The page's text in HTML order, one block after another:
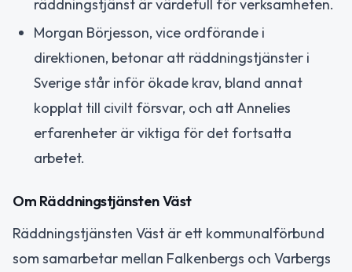
räddningstjänst är värdefull för verksamheten.
Morgan Börjesson, vice ordförande i
direktionen, betonar att räddningstjänster i
Sverige står inför ökade krav, bland annat
kopplat till civilt försvar, och att Annelies
erfarenheter är viktiga för det fortsatta
arbetet.
Om Räddningstjänsten Väst
Räddningstjänsten Väst är ett kommunalförbund
som samarbetar mellan Falkenbergs och Varbergs